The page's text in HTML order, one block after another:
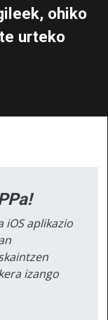
ohiko
urteko
iOS aplikazio
izango